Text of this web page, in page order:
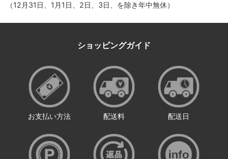
（12月31日、1月1日、2日、3日、を除き年中無休）
ショッピングガイド
お支払い方法 配送料 配送日